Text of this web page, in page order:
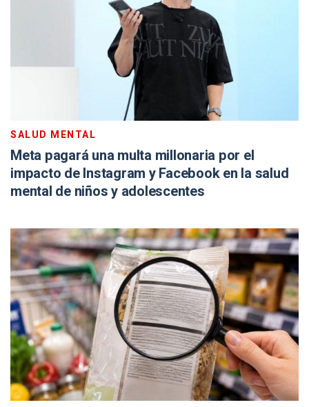
SALUD MENTAL
Meta pagará una multa millonaria por el
impacto de Instagram y Facebook en la salud
mental de niños y adolescentes